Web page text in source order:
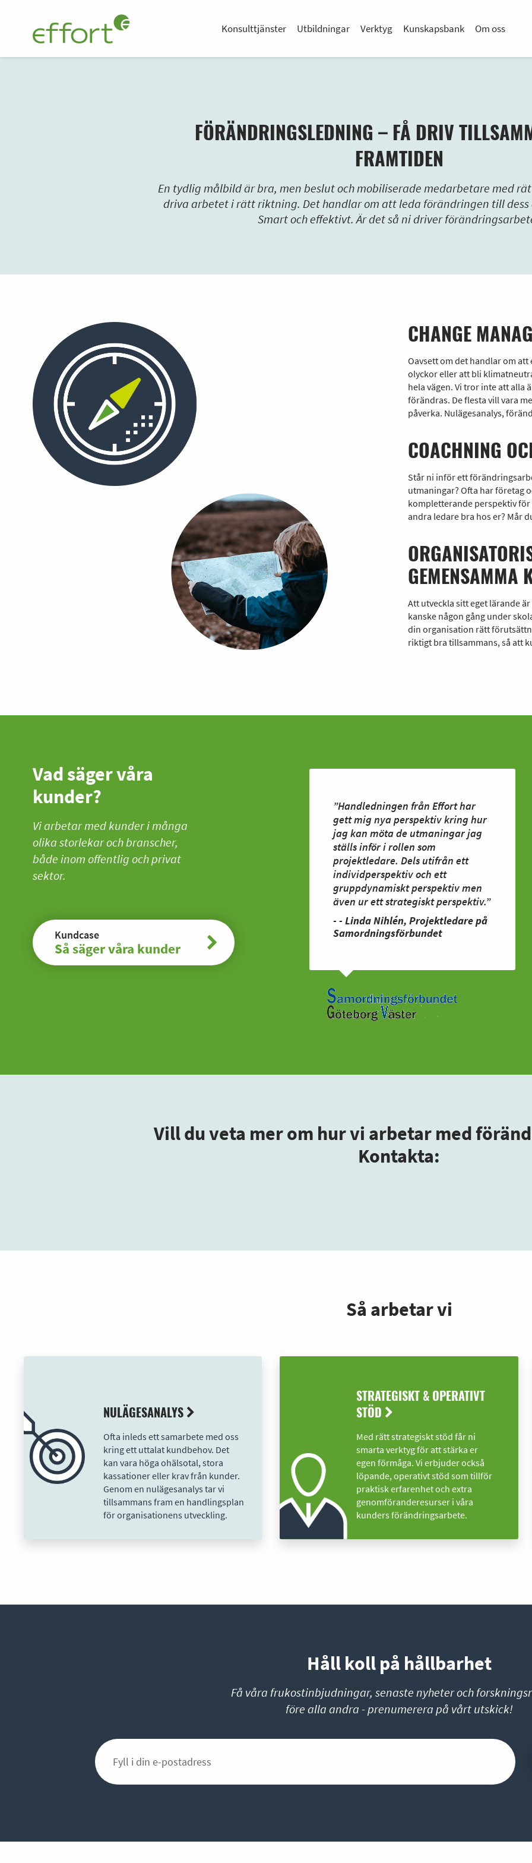
Konsulttjänster Utbildningar Verktyg Kunskapsbank Om oss
FÖRÄNDRINGSLEDNING – FÅ DRIV
FRAMTIDEN
En tydlig målbild är bra, men beslut och mobiliserade medarbetare med
driva arbetet i rätt riktning. Det handlar om att leda förändringen till
Smart och effektivt. Är det så ni driver
CHANGE
Oavsett om det handlar om
olyckor eller att bli
hela vägen. Vi tror inte att
förändras. De flesta vill vara
påverka. Nulägesanalys,
COACHNING
Står ni inför ett
utmaningar? Ofta har företag
kompletterande perspektiv
andra ledare bra hos er? Mår
GEMENSAMMA
Att utveckla sitt eget lärande
kanske någon gång under
din organisation rätt
riktigt bra tillsammans, så att
Vad säger våra
kunder?
Vi arbetar med kunder i många
olika storlekar och branscher,
både inom offentlig och privat
sektor.
Kundcase
Så säger våra kunder
”Handledningen från Effort har
gett mig nya perspektiv kring hur
jag kan möta de utmaningar jag
ställs inför i rollen som
projektledare. Dels utifrån ett
individperspektiv och ett
gruppdynamiskt perspektiv men
även ur ett strategiskt perspektiv.”
- - Linda Nihlén, Projektledare på
Samordningsförbundet
Vill du veta mer om hur vi arbetar med
Kontakta:
Så arbetar vi
NULÄGESANALYS
Ofta inleds ett samarbete med oss
kring ett uttalat kundbehov. Det
kan vara höga ohälsotal, stora
kassationer eller krav från kunder.
Genom en nulägesanalys tar vi
tillsammans fram en handlingsplan
för organisationens utveckling.
STRATEGISKT & OPERATIVT
STÖD
Med rätt strategiskt stöd får ni
smarta verktyg för att stärka er
egen förmåga. Vi erbjuder också
löpande, operativt stöd som tillför
praktisk erfarenhet och extra
genomföranderesurser i våra
kunders förändringsarbete.
Håll koll på hållbarhet
Få våra frukostinbjudningar, senaste nyheter och
före alla andra - prenumerera på vårt utskick!